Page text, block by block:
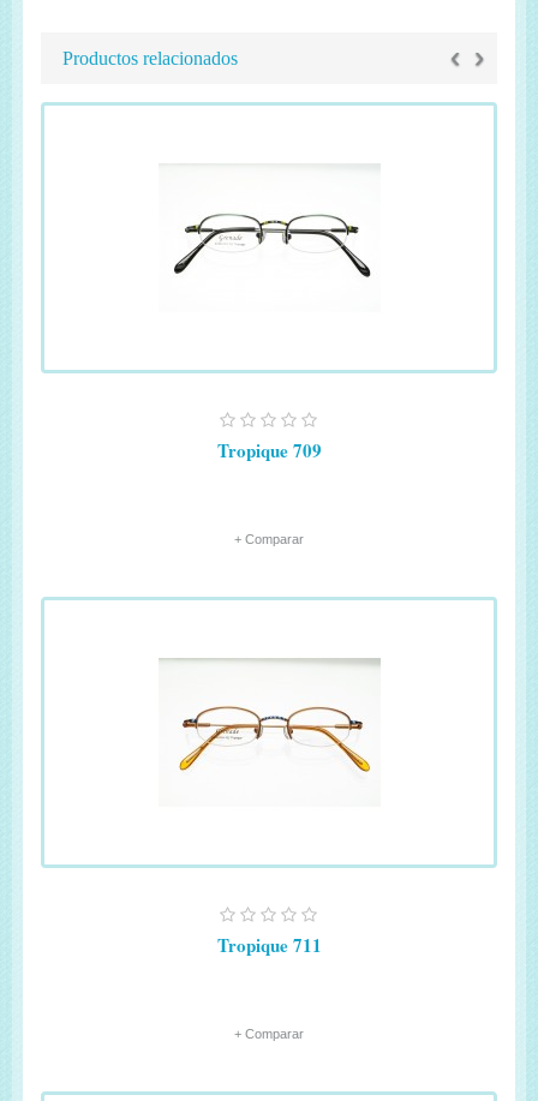
Productos relacionados ‹ ›
Tropique 709
+ Comparar
Tropique 711
+ Comparar